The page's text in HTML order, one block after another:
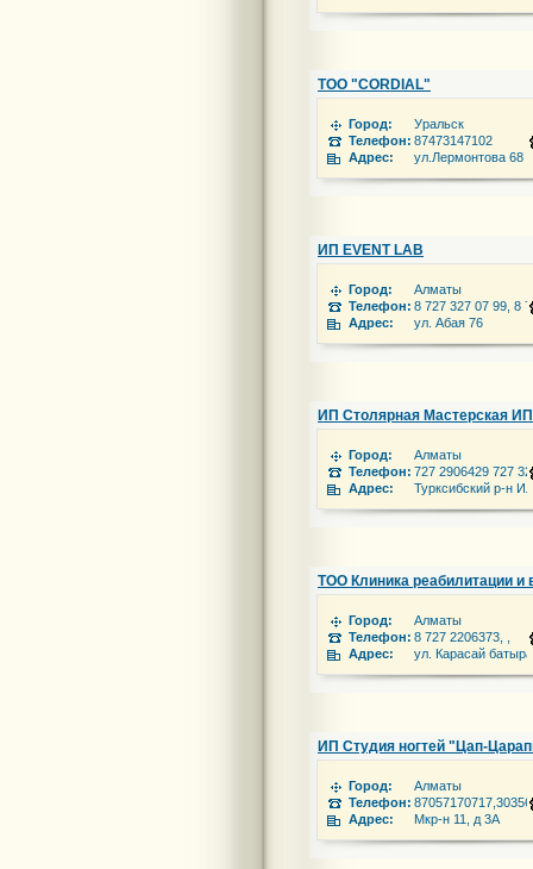
ТОО "CORDIAL"
Город:
Уральск
Телефон: 87473147102
Адрес:
ул.Лермонтова 68
ИП EVENT LAB
Город:
Алматы
Телефон: 8 727 327 07 99, 8
Адрес:
ул. Абая 76
ИП Столярная Мастерская
Город:
Алматы
Телефон: 727 2906429 727
Адрес:
Турксибский р-н
ТОО Клиника реабилитации
Город:
Алматы
Телефон: 8 727 2206373, ,
Адрес:
ул. Карасай
ИП Студия ногтей "Цап-
Город:
Алматы
Телефон:
Адрес:
Мкр-н 11, д 3А